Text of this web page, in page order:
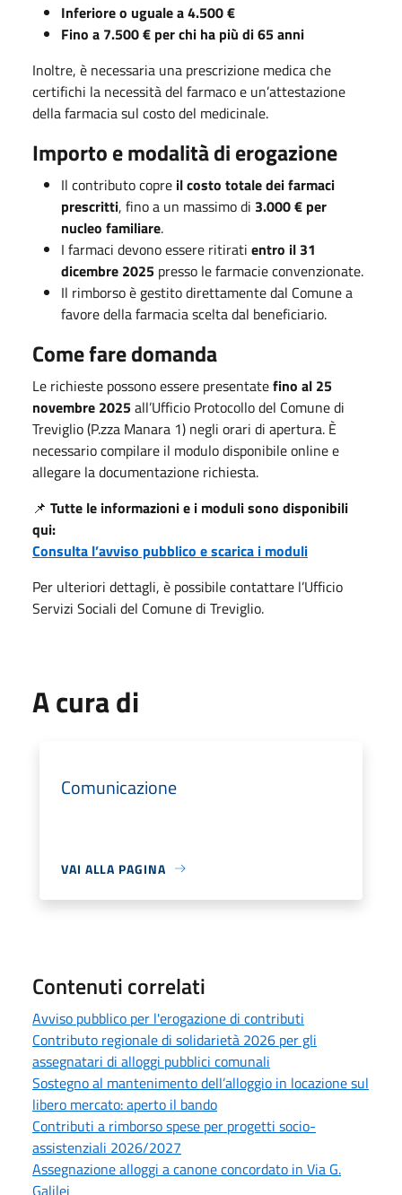
Inferiore o uguale a 4.500 €
Fino a 7.500 € per chi ha più di 65 anni
Inoltre, è necessaria una prescrizione medica che
certifichi la necessità del farmaco e un’attestazione
della farmacia sul costo del medicinale.
Importo e modalità di erogazione
Il contributo copre il costo totale dei farmaci
prescritti, fino a un massimo di 3.000 € per
nucleo familiare.
I farmaci devono essere ritirati entro il 31
dicembre 2025 presso le farmacie convenzionate.
Il rimborso è gestito direttamente dal Comune a
favore della farmacia scelta dal beneficiario.
Come fare domanda
Le richieste possono essere presentatefino al 25
novembre 2025all’Ufficio Protocollo del Comune di
Treviglio (P.zza Manara 1) negli orari di apertura. È
necessario compilare il modulo disponibile online e
allegare la documentazione richiesta.
📌 Tutte le informazioni e i moduli sono disponibili
qui:
Consulta l’avviso pubblico e scarica i moduli
Per ulteriori dettagli, è possibile contattare l’Ufficio
Servizi Sociali del Comune di Treviglio.
A cura di
Comunicazione
VAI ALLA PAGINA
Contenuti correlati
Avviso pubblico per l'erogazione di contributi
Contributo regionale di solidarietà 2026 per gli
assegnatari di alloggi pubblici comunali
Sostegno al mantenimento dell’alloggio in locazione sul
libero mercato: aperto il bando
Contributi a rimborso spese per progetti socio-
assistenziali 2026/2027
Assegnazione alloggi a canone concordato in Via G.
Galilei